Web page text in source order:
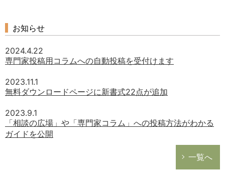
お知らせ
2024.4.22
専門家投稿用コラムへの自動投稿を受付けます
2023.11.1
無料ダウンロードページに新書式22点が追加
2023.9.1
「相談の広場」や「専門家コラム」への投稿方法がわかる
ガイドを公開
一覧へ